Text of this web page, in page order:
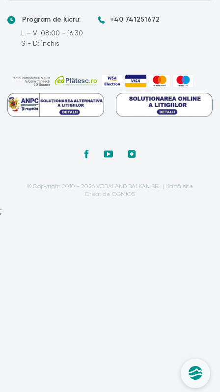
Program de lucru:
L – V: 08:00 - 16:30
S - D: Închis
+40 741251672
© Copyright 2010 - 2026 VODALAND BALKAN SRL | Hartă site
Creat de OGMIOS
;